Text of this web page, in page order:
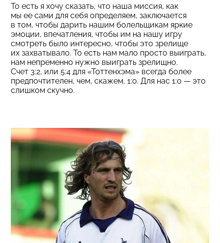
То есть я хочу сказать, что наша миссия, как
мы ее сами для себя определяем, заключается
в том, чтобы дарить нашим болельщикам яркие
эмоции, впечатления, чтобы им на нашу игру
смотреть было интересно, чтобы это зрелище
их захватывало. То есть нам мало просто выиграть,
нам непременно нужно выиграть зрелищно.
Счет 3:2, или 5:4 для «Тоттенхэма» всегда более
предпочтителен, чем, скажем, 1:0. Для нас 1:0 — это
слишком скучно.